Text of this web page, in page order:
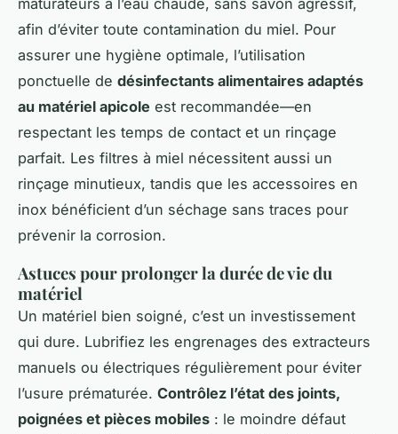
afin d’éviter toute contamination du miel. Pour
assurer une hygiène optimale, l’utilisation
ponctuelle de désinfectants alimentaires adaptés
au matériel apicole est recommandée—en
respectant les temps de contact et un rinçage
parfait. Les filtres à miel nécessitent aussi un
rinçage minutieux, tandis que les accessoires en
inox bénéficient d’un séchage sans traces pour
prévenir la corrosion.
Astuces pour prolonger la durée de vie du
matériel
Un matériel bien soigné, c’est un investissement
qui dure. Lubrifiez les engrenages des extracteurs
manuels ou électriques régulièrement pour éviter
l’usure prématurée. Contrôlez l’état des joints,
poignées et pièces mobiles : le moindre défaut